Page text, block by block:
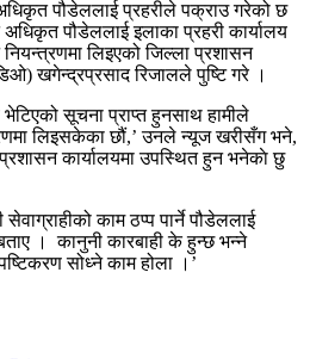
अधिकृत पौडेललाई प्रहरीले पक्राउ गरेको छ
अधिकृत पौडेललाई इलाका प्रहरी कार्यालय
लिइएको जिल्ला प्रशासन
खगेन्द्रप्रसाद रिजालले पुष्टि गरे ।
भेटिएको सूचना प्राप्त हुनसाथ हामीले
लिइसकेका छौं,’ उनले न्यूज खरीसँग भने,
कार्यालयमा उपस्थित हुन भनेकाे छु
काम ठप्प पार्ने पौडेललाई
। कानुनी कारबाही के हुन्छ भन्ने
सोध्ने काम होला ।’